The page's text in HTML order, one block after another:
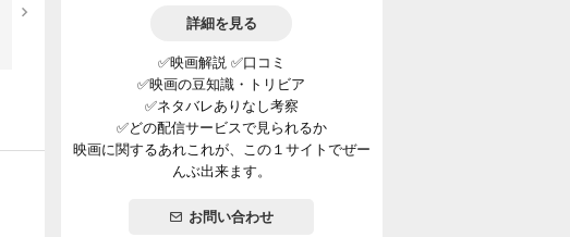
詳細を見る
✅映画解説 ✅口コミ
✅映画の豆知識・トリビア
✅ネタバレありなし考察
✅どの配信サービスで見られるか
映画に関するあれこれが、この１サイトでぜー
んぶ出来ます。
お問い合わせ